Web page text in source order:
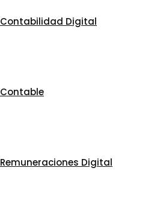
Contabilidad Digital
Contable
Remuneraciones Digital